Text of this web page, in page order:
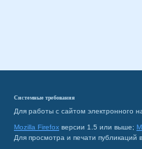
Системные требования
Для работы с сайтом электронного
Mozilla Firefox версии 1.5 или выше;
Для просмотра и печати